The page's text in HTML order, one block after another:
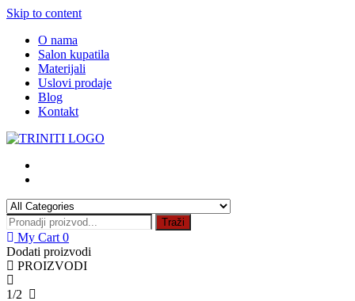
Skip to content
O nama
Salon kupatila
Materijali
Uslovi prodaje
Blog
Kontakt
Traži
My Cart 0
Dodati proizvodi
PROIZVODI
1/2